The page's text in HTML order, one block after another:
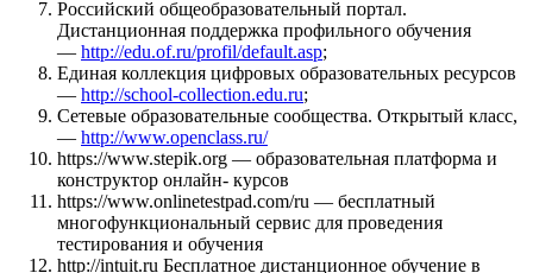
Российский общеобразовательный портал.
Дистанционная поддержка профильного обучения
— http://edu.of.ru/profil/default.asp;
Единая коллекция цифровых образовательных ресурсов
— http://school-collection.edu.ru;
Сетевые образовательные сообщества. Открытый класс,
— http://www.openclass.ru/
https://www.stepik.org — образовательная платформа и
конструктор онлайн- курсов
https://www.onlinetestpad.com/ru — бесплатный
многофункциональный сервис для проведения
тестирования и обучения
http://intuit.ru Бесплатное дистанционное обучение в